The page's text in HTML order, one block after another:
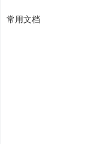
常用文档